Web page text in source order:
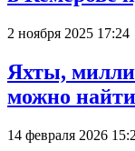
2 ноября 2025 17:24
Яхты,
можно
14 февраля 2026